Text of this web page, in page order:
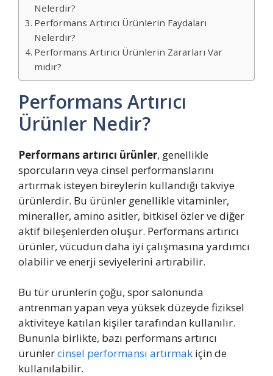
Nelerdir?
Performans Artırıcı Ürünlerin Faydaları
Nelerdir?
Performans Artırıcı Ürünlerin Zararları Var
mıdır?
Performans Artırıcı
Ürünler Nedir?
Performans artırıcı ürünler, genellikle
sporcuların veya cinsel performanslarını
artırmak isteyen bireylerin kullandığı takviye
ürünlerdir. Bu ürünler genellikle vitaminler,
mineraller, amino asitler, bitkisel özler ve diğer
aktif bileşenlerden oluşur. Performans artırıcı
ürünler, vücudun daha iyi çalışmasına yardımcı
olabilir ve enerji seviyelerini artırabilir.
Bu tür ürünlerin çoğu, spor salonunda
antrenman yapan veya yüksek düzeyde fiziksel
aktiviteye katılan kişiler tarafından kullanılır.
Bununla birlikte, bazı performans artırıcı
ürünlercinsel performansı artırmak için de
kullanılabilir.